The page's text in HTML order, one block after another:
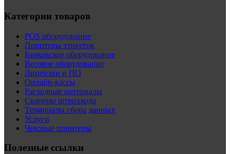
Категории товаров
POS оборудование
Принтеры этикеток
Банковское оборудование
Весовое оборудование
Лицензии и ПО
Онлайн-кассы
Расходные материалы
Сканеры штрихкода
Терминалы сбора данных
Услуги
Чековые принтеры
Полезные ссылки